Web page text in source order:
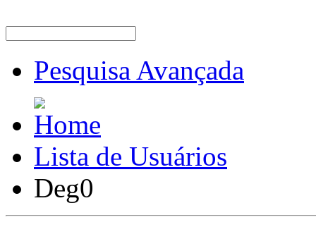
Pesquisa Avançada
Lista de Usuários
Deg0